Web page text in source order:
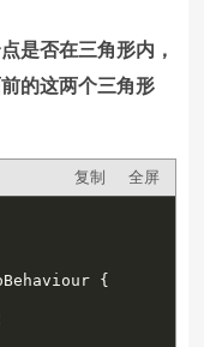
是否在三角形内，
的这两个三角形
复制 全屏
{